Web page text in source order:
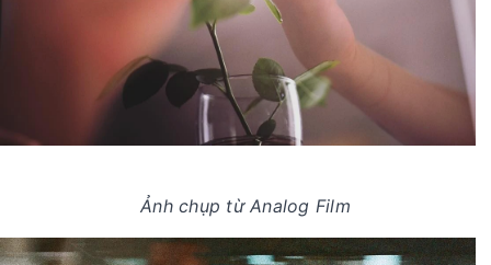
Ảnh chụp từ Analog Film